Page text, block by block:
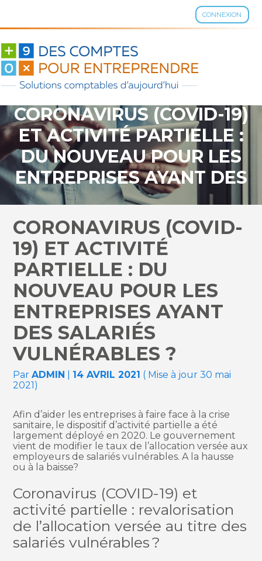
CONNEXION
Aller
contenu
CORONAVIRUS (COVID-19)
ET ACTIVITÉ PARTIELLE :
DU NOUVEAU POUR LES
ENTREPRISES AYANT DES
SALARIÉS VULNÉRABLES
?
CORONAVIRUS (COVID-
19) ET ACTIVITÉ
PARTIELLE : DU
NOUVEAU POUR LES
ENTREPRISES AYANT
DES SALARIÉS
VULNÉRABLES ?
ParADMIN 14 AVRIL 2021 ( Mise à jour 30 mai
2021)
Afin d’aider les entreprises à faire face à la crise
sanitaire, le dispositif d’activité partielle a été
largement déployé en 2020. Le gouvernement
vient de modifier le taux de l’allocation versée aux
employeurs de salariés vulnérables. A la hausse
ou à la baisse?
Coronavirus (COVID-19) et
activité partielle : revalorisation
de l’allocation versée au titre des
salariés vulnérables ?